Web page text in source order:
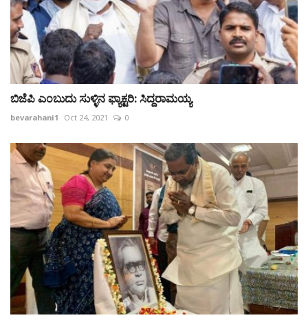
ಬಿಜೆಪಿ ಎಂಬುದು ಸುಳ್ಳಿನ ಫ್ಯಾಕ್ಟರಿ: ಸಿದ್ದರಾಮಯ್ಯ
bevarahani1 Oct 24, 2021 0